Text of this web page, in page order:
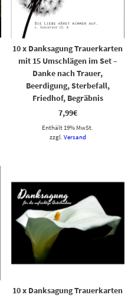
10 x Danksagung Trauerkarten
mit 15 Umschlägen im Set –
Danke nach Trauer,
Beerdigung, Sterbefall,
Friedhof, Begräbnis
7,99€
Enthält 19% MwSt.
zzgl. Versand
10 x Danksagung Trauerkarten